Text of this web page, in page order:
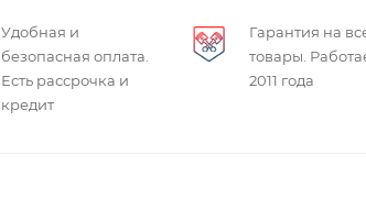
Удобная и
безопасная оплата.
Есть рассрочка и
кредит
Гарантия на
товары.
2011 года